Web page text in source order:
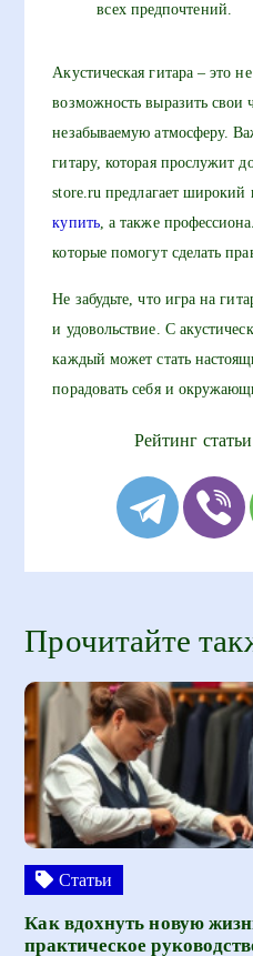
всех предпочтений.
Акустическая гитара – это
возможность выразить свои
незабываемую атмосферу.
гитару, которая прослужит
store.ru предлагает
купить, а также
которые помогут сделать
Не забудьте, что игра на
и удовольствие. С
каждый может стать
порадовать себя и
Рейтинг статьи
Прочитайте
Статьи
Как вдохнуть новую
практическое